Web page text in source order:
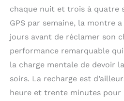
chaque nuit et trois à quatre
GPS par semaine, la montre
jours avant de réclamer son
performance remarquable
la charge mentale de devoir
soirs. La recharge est
heure et trente minutes pour